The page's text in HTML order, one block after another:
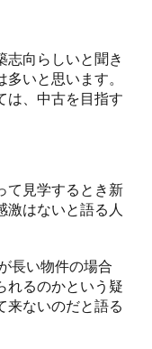
志向らしいと聞き
いと思います。
は、中古を目指す
て見学するとき新
激はないと語る人
長い物件の場合
れるのかという疑
来ないのだと語る